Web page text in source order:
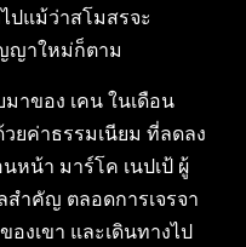
ปแม้ว่าสโมสรจะ
ญาใหม่ก็ตาม
าของ เคน ในเดือน
ยค่าธรรมเนียม ที่ลดลง
น้า มาร์โค เนปเป้ ผู้
ำคัญ ตลอดการเจรจา
งเขา และเดินทางไป